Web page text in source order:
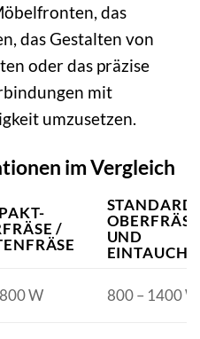
das
das Gestalten von
oder das präzise
mit
umzusetzen.
im Vergleich
/
STANDARD-
UND
W 800 – 1400 W